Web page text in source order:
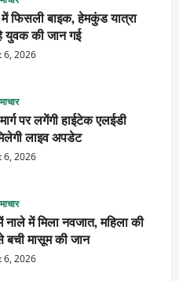
फिसली बाइक, हेमकुंड यात्रा
युवक की जान गई
6, 2026
पर लगेंगी हाईटेक एलईडी
लाइव अपडेट
6, 2026
नाले में मिला नवजात, महिला की
बची मासूम की जान
6, 2026